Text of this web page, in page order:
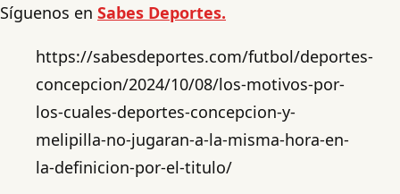
Síguenos en Sabes Deportes.
https://sabesdeportes.com/futbol/deportes-
concepcion/2024/10/08/los-motivos-por-
los-cuales-deportes-concepcion-y-
melipilla-no-jugaran-a-la-misma-hora-en-
la-definicion-por-el-titulo/